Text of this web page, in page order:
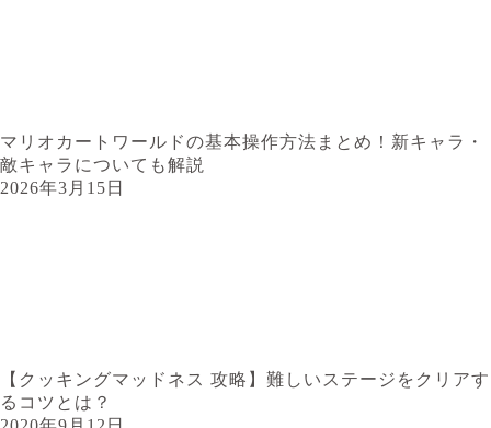
マリオカートワールドの基本操作方法まとめ！新キャラ・
敵キャラについても解説
2026年3月15日
【クッキングマッドネス 攻略】難しいステージをクリアす
るコツとは？